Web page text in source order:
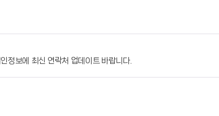
정보에 최신 연락처 업데이트 바랍니다.